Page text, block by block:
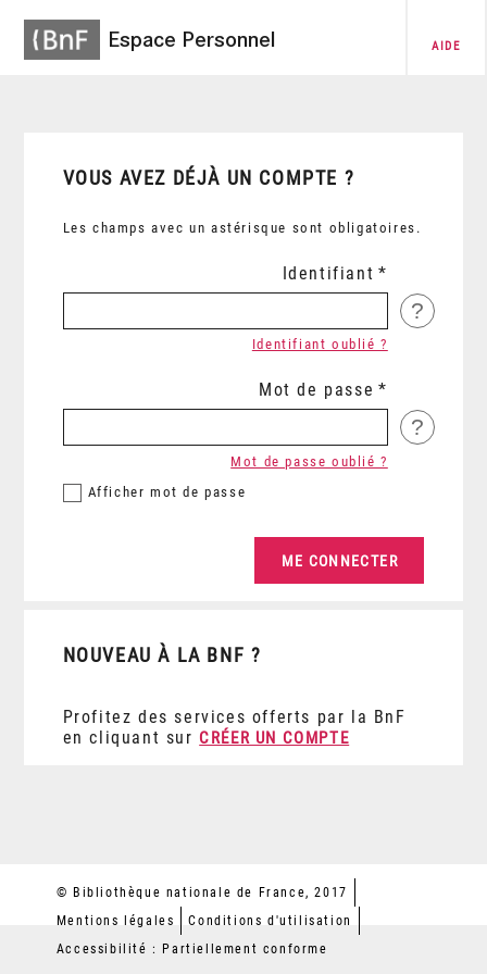
Espace Personnel AIDE
VOUS AVEZ DÉJÀ UN COMPTE ?
Les champs avec un astérisque sont obligatoires.
Identifiant
?
Identifiant oublié ?
Mot de passe
?
Afficher mot de passe
Mot de passe oublié ?
NOUVEAU À LA BNF ?
Profitez des services offerts par la BnF
en cliquant sur CRÉER UN COMPTE
© Bibliothèque nationale de France, 2017
Mentions légales
Conditions d'utilisation
Accessibilité : Partiellement conforme